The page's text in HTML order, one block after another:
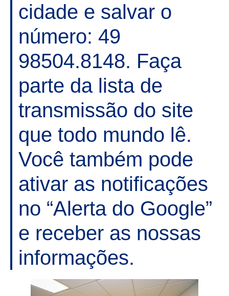
cidade e salvar o
número: 49
98504.8148. Faça
parte da lista de
transmissão do site
que todo mundo lê.
Você também pode
ativar as notificações
no “Alerta do Google”
e receber as nossas
informações.